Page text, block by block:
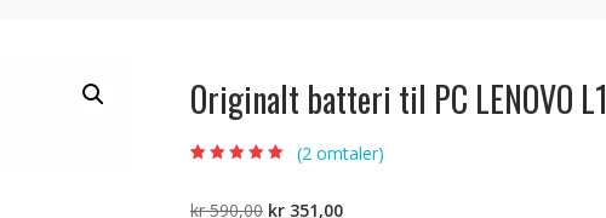
Originalt batteri til PC LENOVO
kundevurderinger
(2 omtaler)
kr590,00 Opprinnelig
kr 351,00Nåværende